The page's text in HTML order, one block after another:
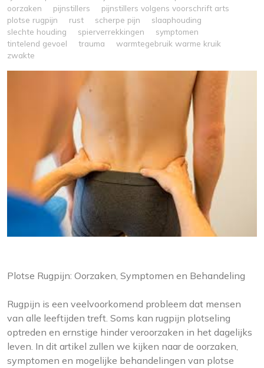
oorzaken
pijnstillers
pijnstillers volgens voorschrift arts
plotse rugpijn
rust scherpe pijn
slaaphouding
slechte houding
spierverrekkingen
symptomen
tintelend gevoel
trauma
warmtegebruik warme kruik
zwakte
Plotse Rugpijn: Oorzaken, Symptomen en Behandeling
Rugpijn is een veelvoorkomend probleem dat mensen
van alle leeftijden treft. Soms kan rugpijn plotseling
optreden en ernstige hinder veroorzaken in het dagelijks
leven. In dit artikel zullen we kijken naar de oorzaken,
symptomen en mogelijke behandelingen van plotse